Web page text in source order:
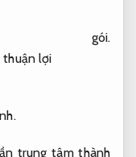
trung tâm thành